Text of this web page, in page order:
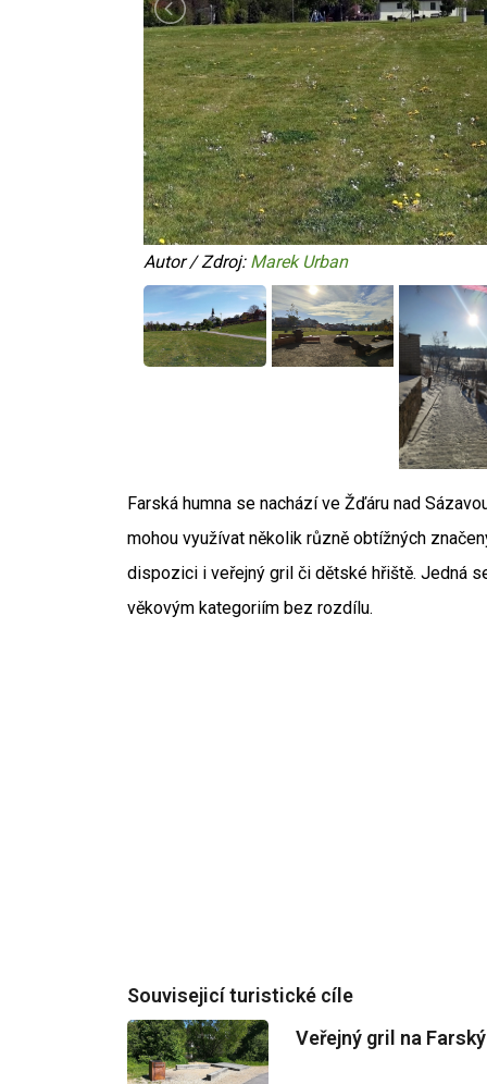
Autor / Zdroj: Marek Urban
Farská humna se nachází ve Žďáru nad
mohou využívat několik různě obtížných
dispozici i veřejný gril či dětské hřiště. Jedná
věkovým kategoriím bez rozdílu.
Souvisejicí turistické cíle
Veřejný gril na